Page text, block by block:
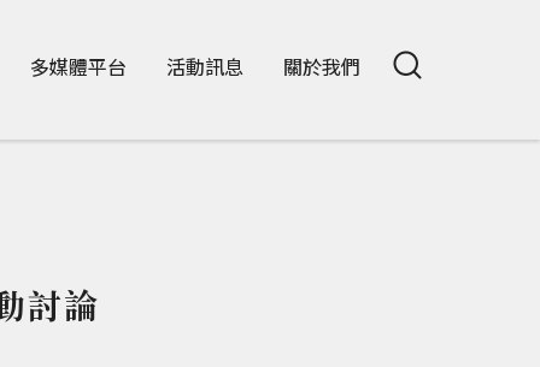
多媒體平台 活動訊息 關於我們
討論